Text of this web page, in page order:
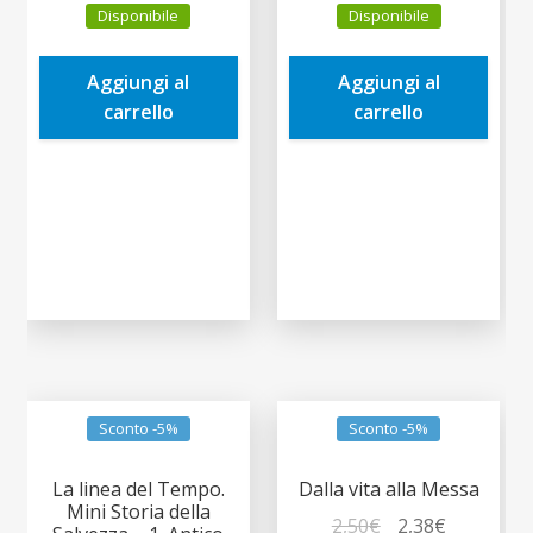
originale
era:
0,90€.
è:
Disponibile
Aggiungi al
carrello
originale
era:
0,90€.
è:
Disponibile
Aggiungi al
carrello
Sconto -5%
La linea del Tempo.
Mini Storia della
Sconto -5%
Dalla vita alla Messa
2,50€ 2,38€Il